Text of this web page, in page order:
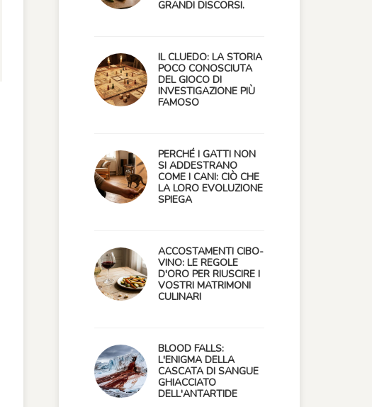
GRANDI DISCORSI.
IL CLUEDO: LA STORIA
POCO CONOSCIUTA
DEL GIOCO DI
INVESTIGAZIONE PIÙ
FAMOSO
PERCHÉ I GATTI NON
SI ADDESTRANO
COME I CANI: CIÒ CHE
LA LORO EVOLUZIONE
SPIEGA
ACCOSTAMENTI CIBO-
VINO: LE REGOLE
D'ORO PER RIUSCIRE I
VOSTRI MATRIMONI
CULINARI
BLOOD FALLS:
L'ENIGMA DELLA
CASCATA DI SANGUE
GHIACCIATO
DELL'ANTARTIDE